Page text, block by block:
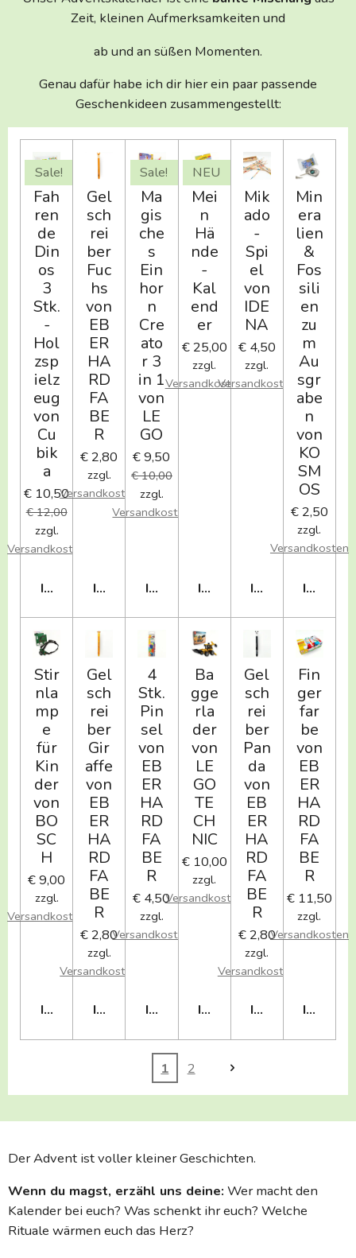
Zeit, kleinen Aufmerksamkeiten und
ab und an süßen Momenten.
Genau dafür habe ich dir hier ein paar passende
Geschenkideen zusammengestellt:
Sale!
Fah
ren
de
Din
os
3
Stk.
-
Hol
zsp
ielz
eug
von
Cu
bik
a
€ 10,50
€ 12,00
zzgl.
Versandkosten
IN DEN WARENKORB
Gel
sch
rei
ber
Fuc
hs
von
EB
ER
HA
RD
FA
BE
R
€ 2,80
zzgl.
Versandkosten
IN DEN WARENKORB
Sale!
Ma
gis
che
s
Ein
hor
n
Cre
ato
r 3
in 1
von
LE
GO
€ 9,50
€ 10,00
zzgl.
Versandkosten
IN DEN WARENKORB
NEU
Mei
n
Hä
nde
-
Kal
end
er
€ 25,00
zzgl.
Versandkosten
IN DEN WARENKORB
Mik
ado
-
Spi
el
von
IDE
NA
€ 4,50
zzgl.
Versandkosten
IN DEN
Min
era
lien
&
Fos
sili
en
zu
m
Au
sgr
abe
n
von
KO
SM
OS
€ 2,50
zzgl.
Versandkosten
IN DEN
Stir
nla
mp
e
für
Kin
der
von
BO
SC
H
€ 9,00
zzgl.
Versandkosten
IN DEN WARENKORB
Gel
sch
rei
ber
Gir
affe
von
EB
ER
HA
RD
FA
BE
R
€ 2,80
zzgl.
Versandkosten
IN DEN WARENKORB
4
Stk.
Pin
sel
von
EB
ER
HA
RD
FA
BE
R
€ 4,50
zzgl.
Versandkosten
IN DEN WARENKORB
Ba
gge
rla
der
von
LE
GO
TE
CH
NIC
€ 10,00
zzgl.
Versandkosten
IN DEN WARENKORB
Gel
sch
rei
ber
Pan
da
von
EB
ER
HA
RD
FA
BE
R
€ 2,80
zzgl.
Versandkosten
IN DEN
Fin
ger
far
be
von
EB
ER
HA
RD
FA
BE
R
€ 11,50
zzgl.
Versandkosten
IN DEN
1 2
Der Advent ist voller kleiner Geschichten.
Wenn du magst, erzähl uns deine: Wer macht den
Kalender bei euch? Was schenkt ihr euch? Welche
Rituale wärmen euch das Herz?